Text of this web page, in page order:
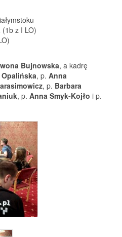
(1b z I LO)
Bujnowska, a kadrę
, p. Anna
, p. Barbara
, p. Anna Smyk-Kojło i p.